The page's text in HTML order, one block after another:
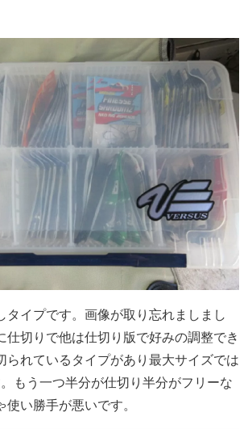
タイプです。画像が取り忘れましまし
仕切りで他は仕切り版で好みの調整でき
られているタイプがあり最大サイズでは
もう一つ半分が仕切り半分がフリーな
い勝手が悪いです。